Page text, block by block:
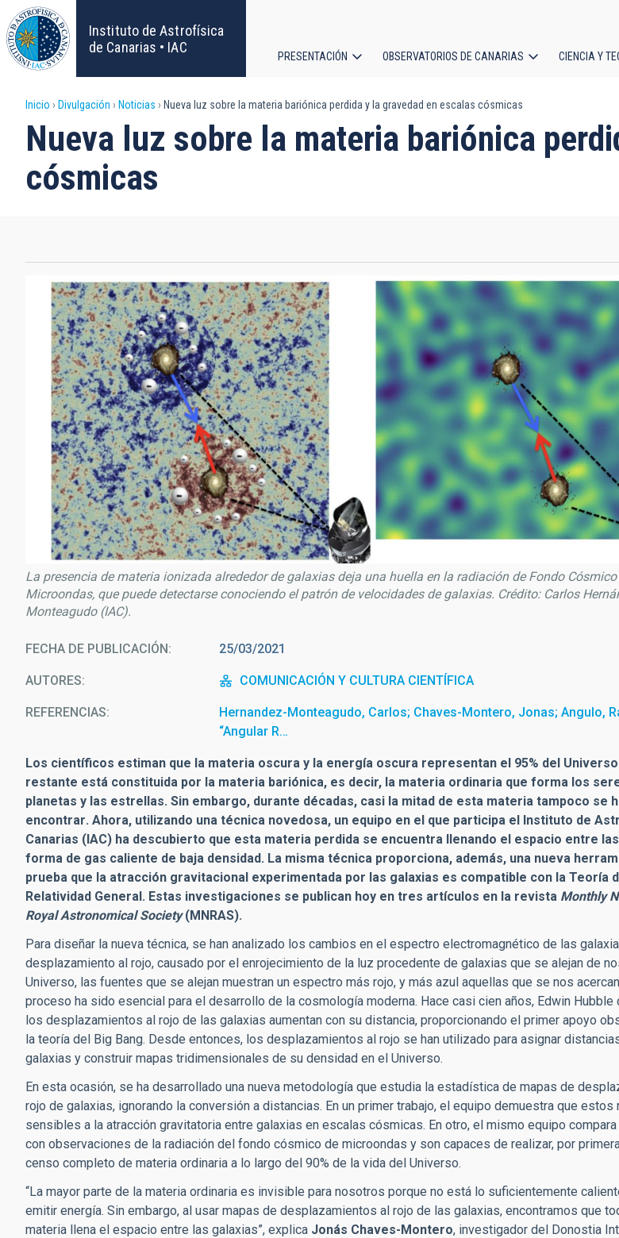
Pasar
al
contenido
principal
Instituto de Astrofísica
de Canarias • IAC
principal
PRESENTACIÓN OBSERVATORIOS DE CANARIAS CIENCIA Y
Sobrescribir
enlaces
de
a
navegación
Inicio Divulgación Noticias Nueva luz sobre la materia bariónica perdida y la gravedad en escalas cósmicas
Nueva luz sobre la materia bariónica
cósmicas
La presencia de materia ionizada alrededor de galaxias deja una huella en la radiación de Fondo Cósmico
Microondas, que puede detectarse conociendo el patrón de velocidades de galaxias. Crédito: Carlos
Monteagudo (IAC).
FECHA DE PUBLICACIÓN 25/03/2021
AUTORES COMUNICACIÓN Y CULTURA CIENTÍFICA
REFERENCIAS
Hernandez-Monteagudo, Carlos; Chaves-Montero, Jonas; Angulo,
“Angular R…
Los científicos estiman que la materia oscura y la energía oscura representan el 95% del Universo
restante está constituida por la materia bariónica, es decir, la materia ordinaria que forma los
planetas y las estrellas. Sin embargo, durante décadas, casi la mitad de esta materia tampoco se
encontrar. Ahora, utilizando una técnica novedosa, un equipo en el que participa el Instituto de
Canarias (IAC) ha descubierto que esta materia perdida se encuentra llenando el espacio entre
forma de gas caliente de baja densidad. La misma técnica proporciona, además, una nueva
prueba que la atracción gravitacional experimentada por las galaxias es compatible con la Teoría
Relatividad General. Estas investigaciones se publican hoy en tres artículos en la revista Monthly
Royal Astronomical Society(MNRAS).
Para diseñar la nueva técnica, se han analizado los cambios en el espectro electromagnético de las
desplazamiento al rojo, causado por el enrojecimiento de la luz procedente de galaxias que se alejan de
Universo, las fuentes que se alejan muestran un espectro más rojo, y más azul aquellas que se nos
proceso ha sido esencial para el desarrollo de la cosmología moderna. Hace casi cien años, Edwin Hubble
los desplazamientos al rojo de las galaxias aumentan con su distancia, proporcionando el primer apoyo
la teoría del Big Bang. Desde entonces, los desplazamientos al rojo se han utilizado para asignar
galaxias y construir mapas tridimensionales de su densidad en el Universo.
En esta ocasión, se ha desarrollado una nueva metodología que estudia la estadística de mapas de
rojo de galaxias, ignorando la conversión a distancias. En un primer trabajo, el equipo demuestra que estos
sensibles a la atracción gravitatoria entre galaxias en escalas cósmicas. En otro, el mismo equipo
con observaciones de la radiación del fondo cósmico de microondas y son capaces de realizar, por
censo completo de materia ordinaria a lo largo del 90% de la vida del Universo.
“La mayor parte de la materia ordinaria es invisible para nosotros porque no está lo suficientemente
emitir energía. Sin embargo, al usar mapas de desplazamientos al rojo de las galaxias, encontramos que
materia llena el espacio entre las galaxias”, explica Jonás Chaves-Montero, investigador del Donostia